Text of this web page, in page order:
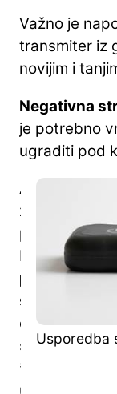
Važno je
transmiter iz
novijim i
Negativna
je potrebno
ugraditi pod
Usporedba
Ali
zato
postoje
brojne
pozitivne
strane
ovog
sustava:
*
uspjeli